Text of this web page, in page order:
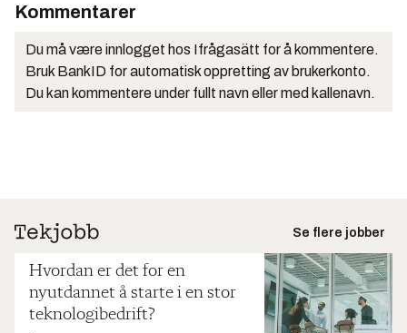
Kommentarer
Du må være innlogget hos Ifrågasätt for å kommentere.
Bruk BankID for automatisk oppretting av brukerkonto.
Du kan kommentere under fullt navn eller med kallenavn.
Se flere jobber
Hvordan er det for en
nyutdannet å starte i en stor
teknologibedrift?